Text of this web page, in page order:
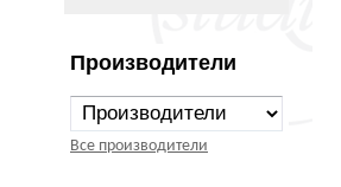
Производители
Все производители